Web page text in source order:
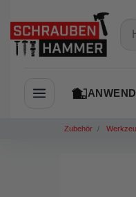
Navigation öffnen
Zubehör